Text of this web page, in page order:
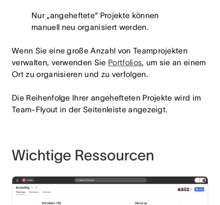
Nur „angeheftete“ Projekte können
manuell neu organisiert werden.
Wenn Sie eine große Anzahl von Teamprojekten
verwalten, verwenden Sie Portfolios, um sie an einem
Ort zu organisieren und zu verfolgen.
Die Reihenfolge Ihrer angehefteten Projekte wird im
Team-Flyout in der Seitenleiste angezeigt.
Wichtige Ressourcen